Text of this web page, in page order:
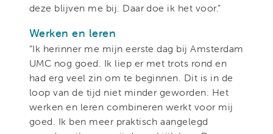
deze blijven me bij. Daar doe ik het voor.”
Werken en leren
“Ik herinner me mijn eerste dag bij Amsterdam
UMC nog goed. Ik liep er met trots rond en
had erg veel zin om te beginnen. Dit is in de
loop van de tijd niet minder geworden. Het
werken en leren combineren werkt voor mij
goed. Ik ben meer praktisch aangelegd